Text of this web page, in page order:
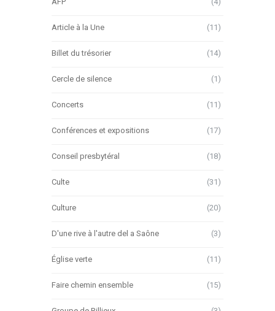
Article à la Une (11)
Billet du trésorier (14)
Cercle de silence (1)
Concerts (11)
Conférences et expositions (17)
Conseil presbytéral (18)
Culte (31)
Culture (20)
D'une rive à l'autre del a Saône (3)
Église verte (11)
Faire chemin ensemble (15)